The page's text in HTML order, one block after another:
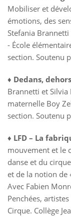
Mobiliser et
émotions, des
Stefania Brannetti
- École
section. Soutenu
♦ Dedans,
Brannetti et Silvia
maternelle Boy
section. Soutenu
♦ LFD – La
mouvement et le
danse et du
et de la notion de
Avec Fabien
Penchées,
Cirque. Collège